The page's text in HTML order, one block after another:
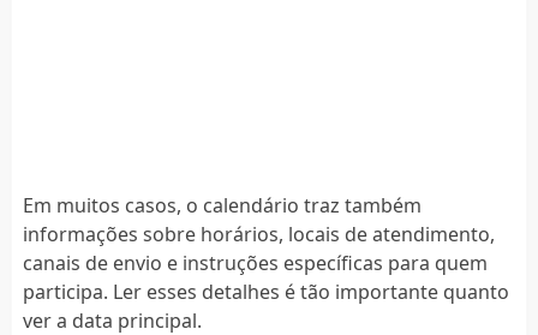
Em muitos casos, o calendário traz também
informações sobre horários, locais de atendimento,
canais de envio e instruções específicas para quem
participa. Ler esses detalhes é tão importante quanto
ver a data principal.